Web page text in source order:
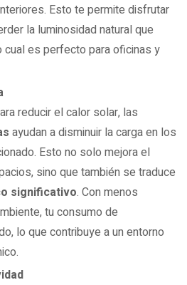
Esto te permite disfrutar
la luminosidad natural que
cual es perfecto para oficinas y
reducir el calor solar, las
ayudan a disminuir la carga en los
Esto no solo mejora el
sino que también se traduce
significativo. Con menos
tu consumo de
lo que contribuye a un entorno